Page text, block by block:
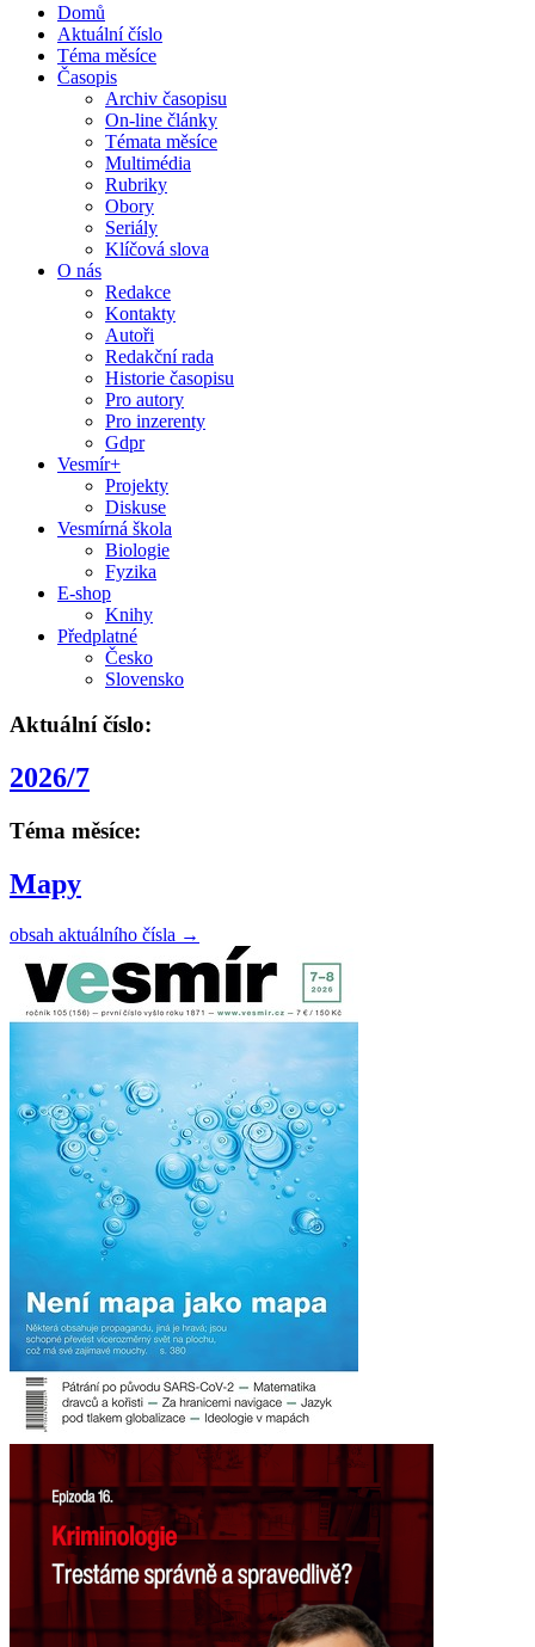
Domů
Aktuální číslo
Téma měsíce
Časopis
Archiv časopisu
On-line články
Témata měsíce
Multimédia
Rubriky
Obory
Seriály
Klíčová slova
O nás
Redakce
Kontakty
Autoři
Redakční rada
Historie časopisu
Pro autory
Pro inzerenty
Gdpr
Vesmír+
Projekty
Diskuse
Vesmírná škola
Biologie
Fyzika
E-shop
Knihy
Předplatné
Česko
Slovensko
Aktuální číslo:
2026/7
Téma měsíce:
Mapy
obsah aktuálního čísla →